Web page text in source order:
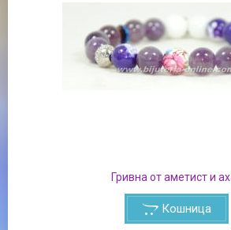
Гривна от аметист и
Кошница